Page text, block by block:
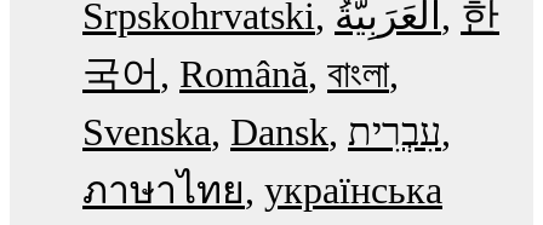
Srpskohrvatski
한
국어
Română বাংলা
Svenska Dansk עִבְרִית
ภาษาไทย українська